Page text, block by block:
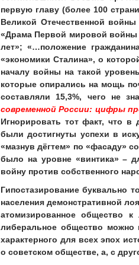
первую главу (более 100
Великой Отечественной
«Драма Первой мировой войны
лет»; «…положение
«экономики Сталина», о
началу войны на такой
которые опирались на мощь
составляли 15,3%, чего не
современной России: цифры
Игнорировать тот факт, что
были достигнуты успехи в
«мазнув дёгтем» по «фасаду»
было на уровне «винтика» –
войну против собственного
Гипостазирование буквально
населения демонстративной
атомизированное общество
либеральное общество можно
характерного для всех эпох
о советском обществе, а, с